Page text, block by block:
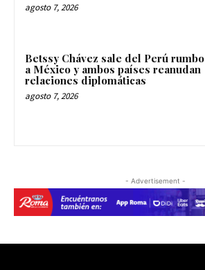
agosto 7, 2026
Betssy Chávez sale del Perú rumbo
a México y ambos países reanudan
relaciones diplomáticas
agosto 7, 2026
- Advertisement -